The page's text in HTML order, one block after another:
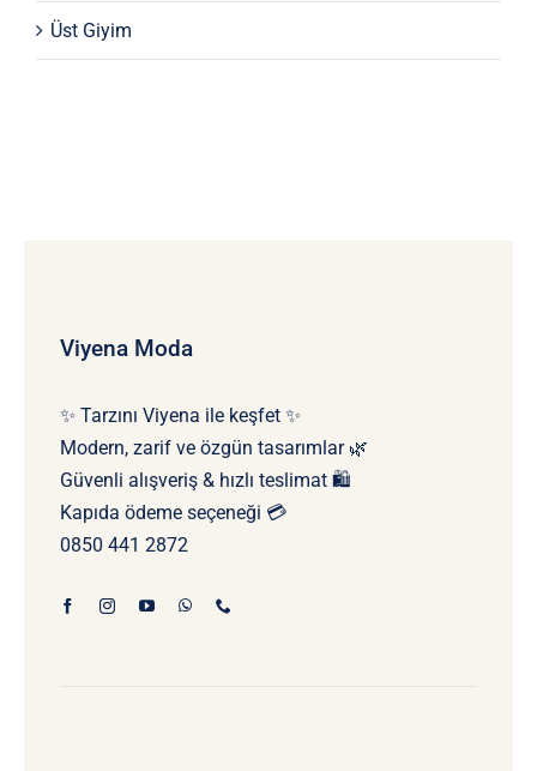
Üst Giyim
Viyena Moda
✨ Tarzını Viyena ile keşfet ✨
Modern, zarif ve özgün tasarımlar 🌿
Güvenli alışveriş & hızlı teslimat 🛍️
Kapıda ödeme seçeneği 💳
0850 441 2872